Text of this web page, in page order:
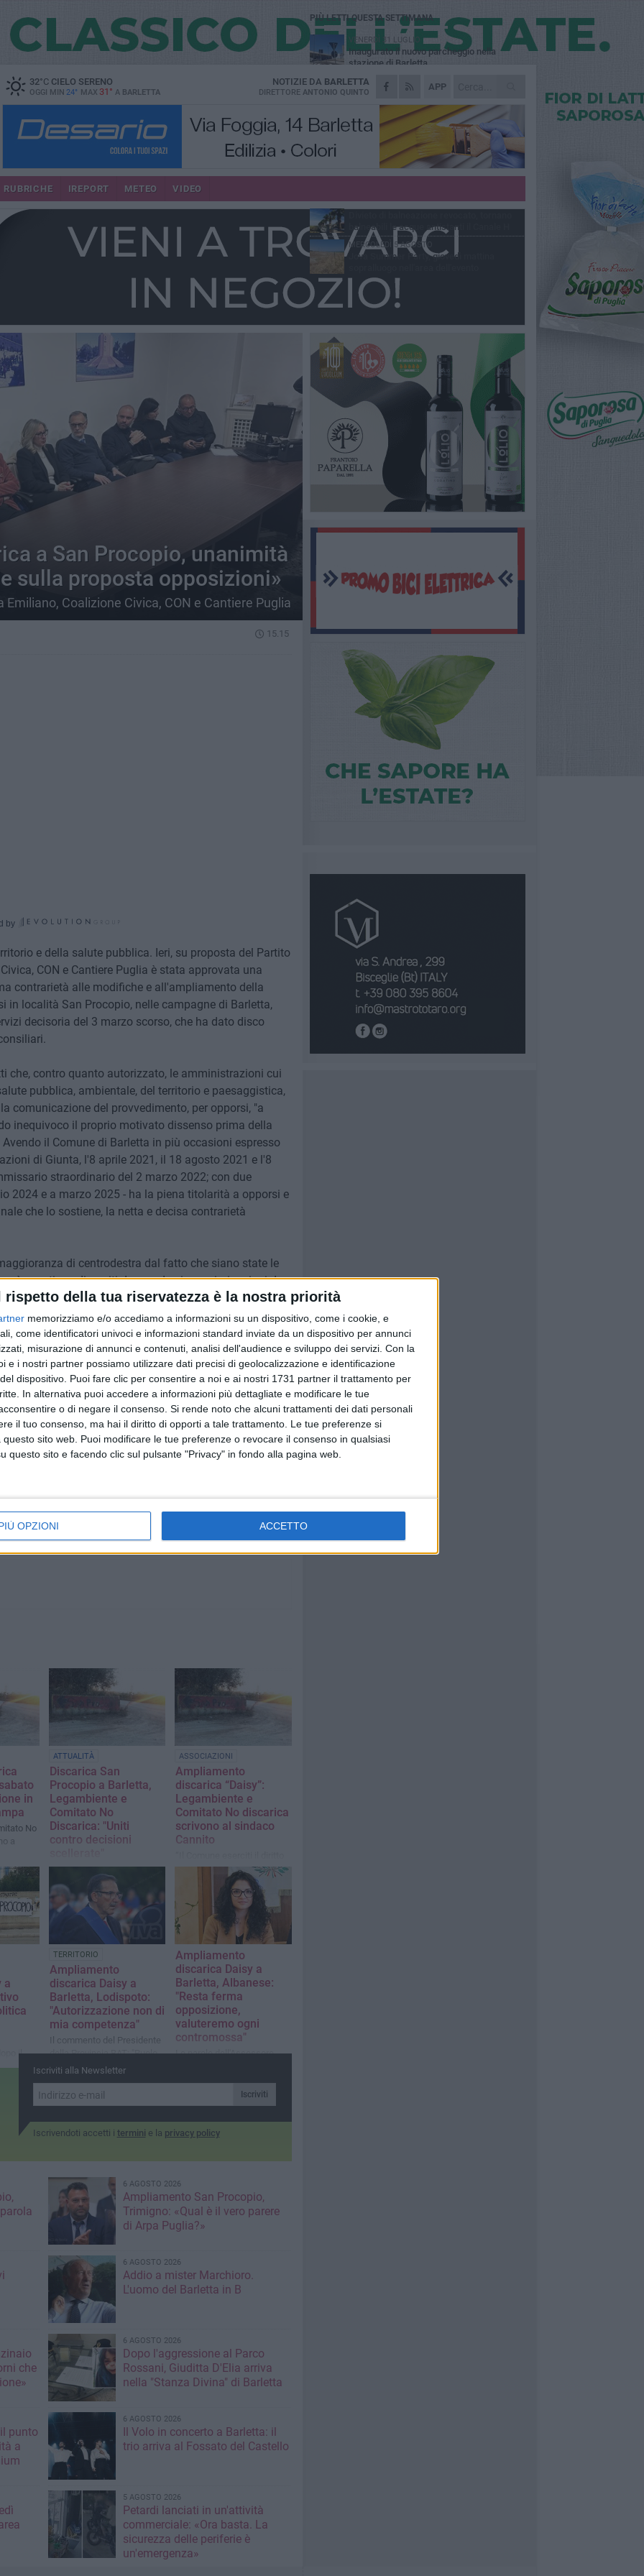
rispetto della tua riservatezza è la nostra priorità
memorizziamo e/o accediamo a informazioni su un dispositivo, come i cookie, e
come identificatori univoci e informazioni standard inviate da un dispositivo per annunci
misurazione di annunci e contenuti, analisi dell'audience e sviluppo dei servizi. Con la
e i nostri partner possiamo utilizzare dati precisi di geolocalizzazione e identificazione
dispositivo. Puoi fare clic per consentire a noi e ai nostri 1731 partner il trattamento per
In alternativa puoi accedere a informazioni più dettagliate e modificare le tue
o di negare il consenso. Si rende noto che alcuni trattamenti dei dati personali
il tuo consenso, ma hai il diritto di opporti a tale trattamento. Le tue preferenze si
sito web. Puoi modificare le tue preferenze o revocare il consenso in qualsiasi
questo sito e facendo clic sul pulsante "Privacy" in fondo alla pagina web.
OPZIONI ACCETTO
32°CCIELO SERENO
OGGI MIN 24° MAX 31° A BARLETTA
APP
NOTIZIE DA BARLETTA
DIRETTORE ANTONIO QUINTO
RUBRICHE IREPORT METEO VIDEO
a San Procopio, unanimità
sulla proposta opposizioni»
Coalizione Civica, CON e Cantiere Puglia
15.15
by
e della salute pubblica. Ieri, su proposta del Partito
CON e Cantiere Puglia è stata approvata una
contrarietà alle modifiche e all'ampliamento della
in località San Procopio, nelle campagne di Barletta,
decisoria del 3 marzo scorso, che ha dato disco
che, contro quanto autorizzato, le amministrazioni cui
pubblica, ambientale, del territorio e paesaggistica,
comunicazione del provvedimento, per opporsi, "a
inequivoco il proprio motivato dissenso prima della
il Comune di Barletta in più occasioni espresso
di Giunta, l'8 aprile 2021, il 18 agosto 2021 e l'8
straordinario del 2 marzo 2022; con due
2024 e a marzo 2025 - ha la piena titolarità a opporsi e
che lo sostiene, la netta e decisa contrarietà
di centrodestra dal fatto che siano state le
è questione di meriti da prendersi o recriminazioni da
quale non possiamo permetterci di scendere in
importanti, fondamentali, si tratta di tutelare il
la salute dei cittadini e delle cittadine, il nostro futuro
anche un emendamento della maggioranza per
di stralciare la zona di San Procopio da quelle idonee a
una volta la formale contrarietà a quello che di
di attivare la procedura di opposizione, partendo dalle
enti coinvolti e di impegnare Sindaco e Giunta a
opposizione decisa, agendo sul piano amministrativo
in
No
a
ATTUALITÀ
Discarica San
Procopio a Barletta,
Legambiente e
Comitato No
Discarica: "Uniti
contro decisioni
Il commento
dell'associazionismo
ambientalista dopo il
consiglio comunale di
ASSOCIAZIONI
Ampliamento
discarica “Daisy”:
Legambiente e
Comitato No discarica
scrivono al sindaco
Cannito
di opposizione o il territorio
sarà condannato”
a
il
TERRITORIO
Ampliamento
discarica Daisy a
Barletta, Lodispoto:
"Autorizzazione non di
mia competenza"
Il commento del Presidente
della Provincia BAT: "Ruolo
limitato, pareri favorevoli di
Ampliamento
discarica Daisy a
Barletta, Albanese:
"Resta ferma
opposizione,
valuteremo ogni
contromossa"
Le parole dell'Assessore
sull'espansione a San
Procopio
Iscriviti alla Newsletter
Iscriviti
Iscrivendoti accetti i termini e la privacy policy
6 AGOSTO 2026
Ampliamento San Procopio,
Trimigno: «Qual è il vero parere
di Arpa Puglia?»
6 AGOSTO 2026
Addio a mister Marchioro.
L'uomo del Barletta in B
che
6 AGOSTO 2026
Dopo l'aggressione al Parco
Rossani, Giuditta D'Elia arriva
nella "Stanza Divina" di Barletta
punto
a
6 AGOSTO 2026
Il Volo in concerto a Barletta: il
trio arriva al Fossato del Castello
5 AGOSTO 2026
Petardi lanciati in un'attività
commerciale: «Ora basta. La
sicurezza delle periferie è
un'emergenza»
PIÙ LETTI QUESTA SETTIMANA
VENERDÌ 31 LUGLIO
Inaugurato il nuovo parcheggio nella
stazione di Barletta
MERCOLEDÌ 5 AGOSTO
Barletta piange Gioacchino Dagnello:
64enne barlettano investito all'alba a Trani
GIOVEDÌ 30 LUGLIO
Rapina all'Ipercoop di Barletta: nel mirino la
gioielleria, banditi in fuga
DOMENICA 2 AGOSTO
Beni confiscati alla mafia. Nasce il servizio
VENERDÌ 31 LUGLIO
balneabili le acque antistanti il Canale H
MERCOLEDÌ 5 AGOSTO
Jova Summer Party, giovedì mattina